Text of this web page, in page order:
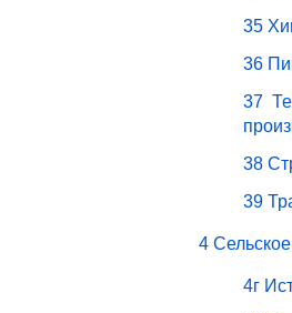
35
36
37
38
39
4
4г